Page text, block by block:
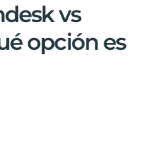
vs
opción es